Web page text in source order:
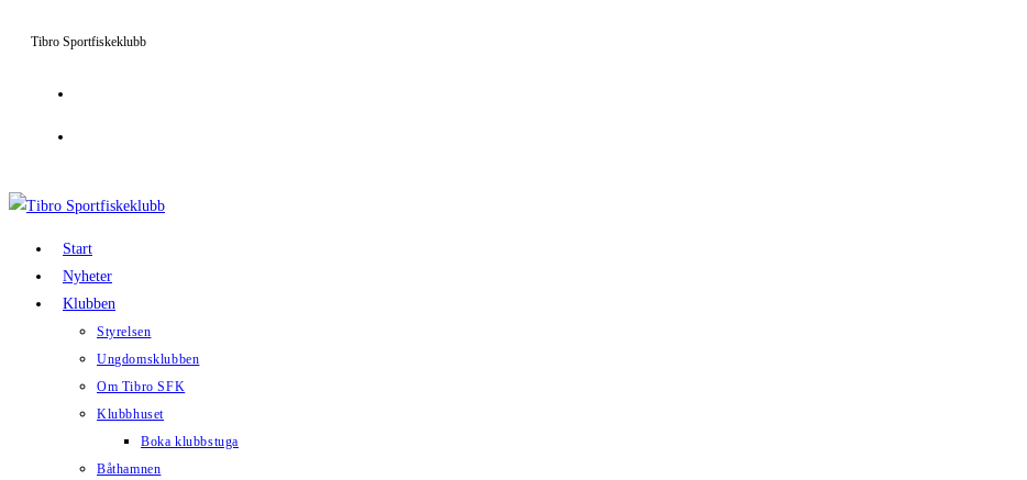
Tibro Sportfiskeklubb
Start
Nyheter
Klubben
Styrelsen
Ungdomsklubben
Om Tibro SFK
Klubbhuset
Boka klubbstuga
Båthamnen